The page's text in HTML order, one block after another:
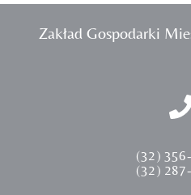
Zakład Gospodarki
(32)
(32)